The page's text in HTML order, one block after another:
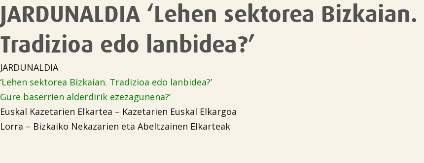
JARDUNALDIA ‘Lehen sektorea Bizkaian.
Tradizioa edo lanbidea?’
JARDUNALDIA
‘Lehen sektorea Bizkaian. Tradizioa edo lanbidea?’
Gure baserrien alderdirik ezezagunena?’
Euskal Kazetarien Elkartea – Kazetarien Euskal Elkargoa
Lorra – Bizkaiko Nekazarien eta Abeltzainen Elkarteak